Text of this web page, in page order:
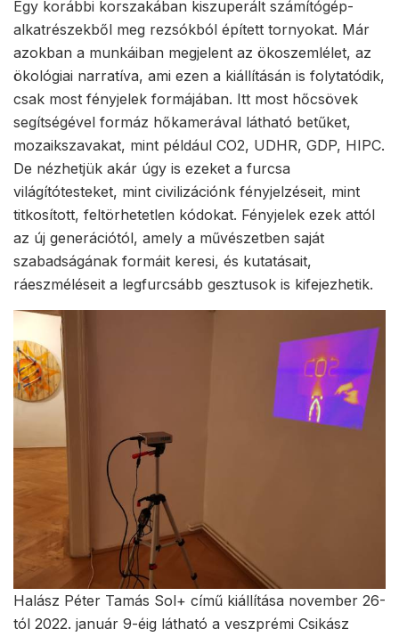
Egy korábbi korszakában kiszuperált számítógép-
alkatrészekből meg rezsókból épített tornyokat. Már
azokban a munkáiban megjelent az ökoszemlélet, az
ökológiai narratíva, ami ezen a kiállításán is folytatódik,
csak most fényjelek formájában. Itt most hőcsövek
segítségével formáz hőkamerával látható betűket,
mozaikszavakat, mint például CO2, UDHR, GDP, HIPC.
De nézhetjük akár úgy is ezeket a furcsa
világítótesteket, mint civilizációnk fényjelzéseit, mint
titkosított, feltörhetetlen kódokat. Fényjelek ezek attól
az új generációtól, amely a művészetben saját
szabadságának formáit keresi, és kutatásait,
ráeszméléseit a legfurcsább gesztusok is kifejezhetik.
Halász Péter Tamás Sol+ című kiállítása november 26-
tól 2022. január 9-éig látható a veszprémi Csikász